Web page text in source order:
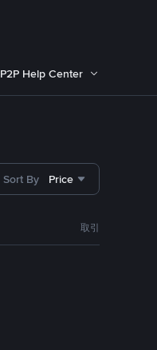
P2P Help Center
Sort By Price
取引